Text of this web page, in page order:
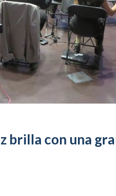
brilla con una